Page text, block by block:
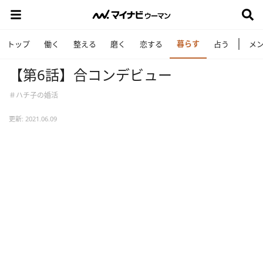
トップ 働く 整える 磨く 恋する 暮らす 占う メ
【第6話】合コンデビュー
＃ハチ子の婚活
更新: 2021.06.09